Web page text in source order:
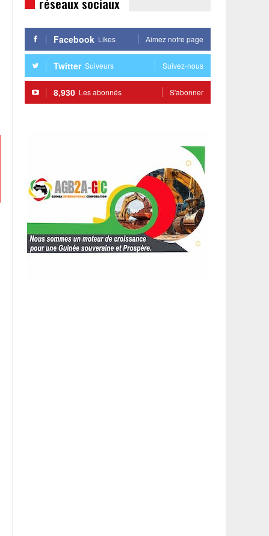
Facebook Likes Aimez notre page
Twitter Suiveurs Suivez-nous
8,930 Les abonnés S'abonner